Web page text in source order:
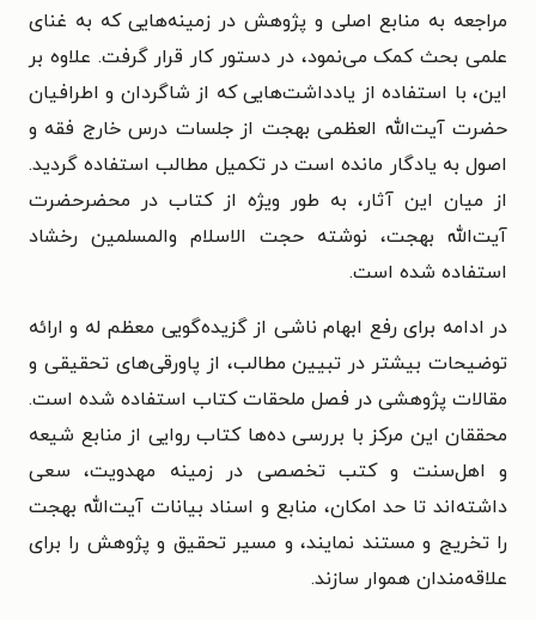
مراجعه به منابع اصلی و پژوهش در زمینه‌هایی که به غنای
علمی بحث کمک می‌نمود، در دستور کار قرار گرفت. علاوه بر
این، با استفاده از یادداشت‌هایی که از شاگردان و اطرافیان
حضرت آیت‌الله العظمی بهجت از جلسات درس خارج فقه و
اصول به یادگار مانده است در تکمیل مطالب استفاده گردید.
از میان این آثار، به طور ویژه از کتاب در محضرحضرت
آیت‌الله بهجت، نوشته حجت الاسلام والمسلمین رخشاد
استفاده شده است.
در ادامه برای رفع ابهام ناشی از گزیده‌گویی معظم له و ارائه
توضیحات بیشتر در تبیین مطالب، از پاورقی‌های تحقیقی و
مقالات پژوهشی در فصل ملحقات کتاب استفاده شده است.
محققان این مرکز با بررسی ده‌ها کتاب روایی از منابع شیعه
و اهل‌سنت و کتب تخصصی در زمینه مهدویت، سعی
داشته‌اند تا حد امکان، منابع و اسناد بیانات آیت‌الله بهجت
را تخریج و مستند نمایند، و مسیر تحقیق و پژوهش را برای
علاقه‌مندان هموار سازند.